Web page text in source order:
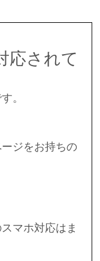
応されて
。
ジをお持ちの
マホ対応はま